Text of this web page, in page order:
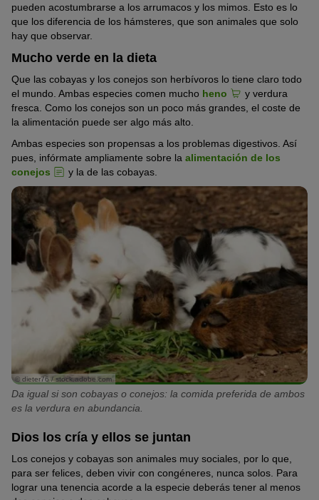
pueden acostumbrarse a los arrumacos y los mimos. Esto es lo
que los diferencia de los hámsteres, que son animales que solo
hay que observar.
Mucho verde en la dieta
Que las cobayas y los conejos son herbívoros lo tiene claro todo
el mundo. Ambas especies comen mucho heno
y verdura
fresca. Como los conejos son un poco más grandes, el coste de
la alimentación puede ser algo más alto.
Ambas especies son propensas a los problemas digestivos. Así
pues, infórmate ampliamente sobre la alimentación de los
conejos
y la de las cobayas.
© dieter76 / stock.adobe.com
Da igual si son cobayas o conejos: la comida preferida de ambos
es la verdura en abundancia.
Dios los cría y ellos se juntan
Los conejos y cobayas son animales muy sociales, por lo que,
para ser felices, deben vivir con congéneres, nunca solos. Para
lograr una tenencia acorde a la especie deberás tener al menos